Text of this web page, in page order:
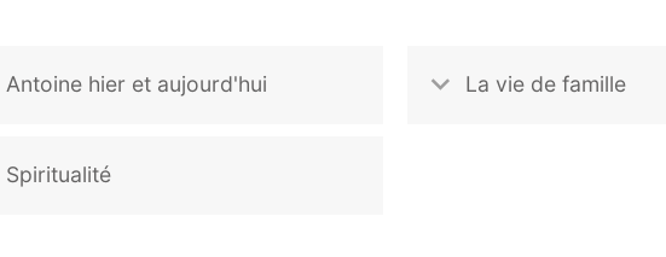
Antoine hier et aujourd'hui
Spiritualité
La vie de famille